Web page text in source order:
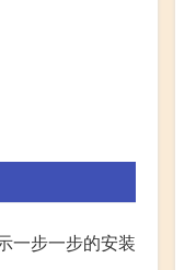
一步一步的安装